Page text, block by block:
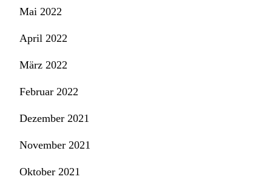
Mai 2022
April 2022
März 2022
Februar 2022
Dezember 2021
November 2021
Oktober 2021